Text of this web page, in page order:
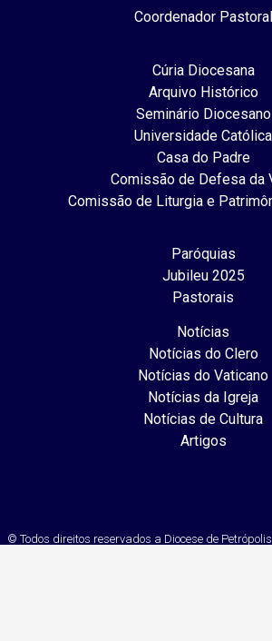
Coordenador Pastoral
Cúria Diocesana
Arquivo Histórico
Seminário Diocesano
Universidade Católica
Casa do Padre
Comissão de Defesa da
Comissão de Liturgia e
Paróquias
Jubileu 2025
Pastorais
Notícias
Notícias do Clero
Notícias do Vaticano
Notícias da Igreja
Notícias de Cultura
Artigos
© Todos direitos reservados a Diocese de